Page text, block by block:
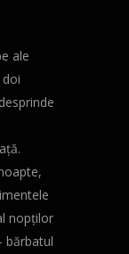
ale
nopților
bărbatul